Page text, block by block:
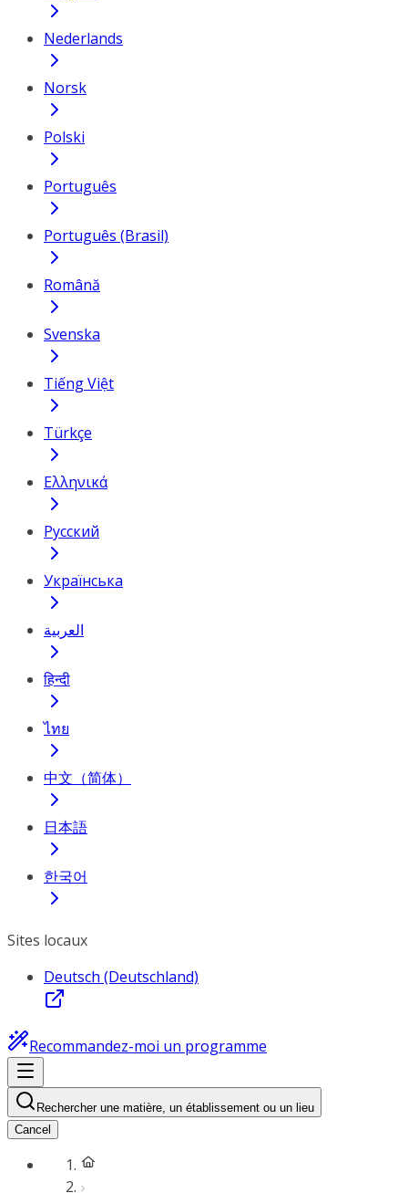
Nederlands
Norsk
Polski
Português
Português (Brasil)
Română
Svenska
Tiếng Việt
Türkçe
Ελληνικά
Русский
Українська
العربية
हिन्दी
ไทย
中文（简体）
日本語
한국어
Sites locaux
Deutsch (Deutschland)
Recommandez-moi un programme
Rechercher une matière, un établissement ou un lieu
Cancel